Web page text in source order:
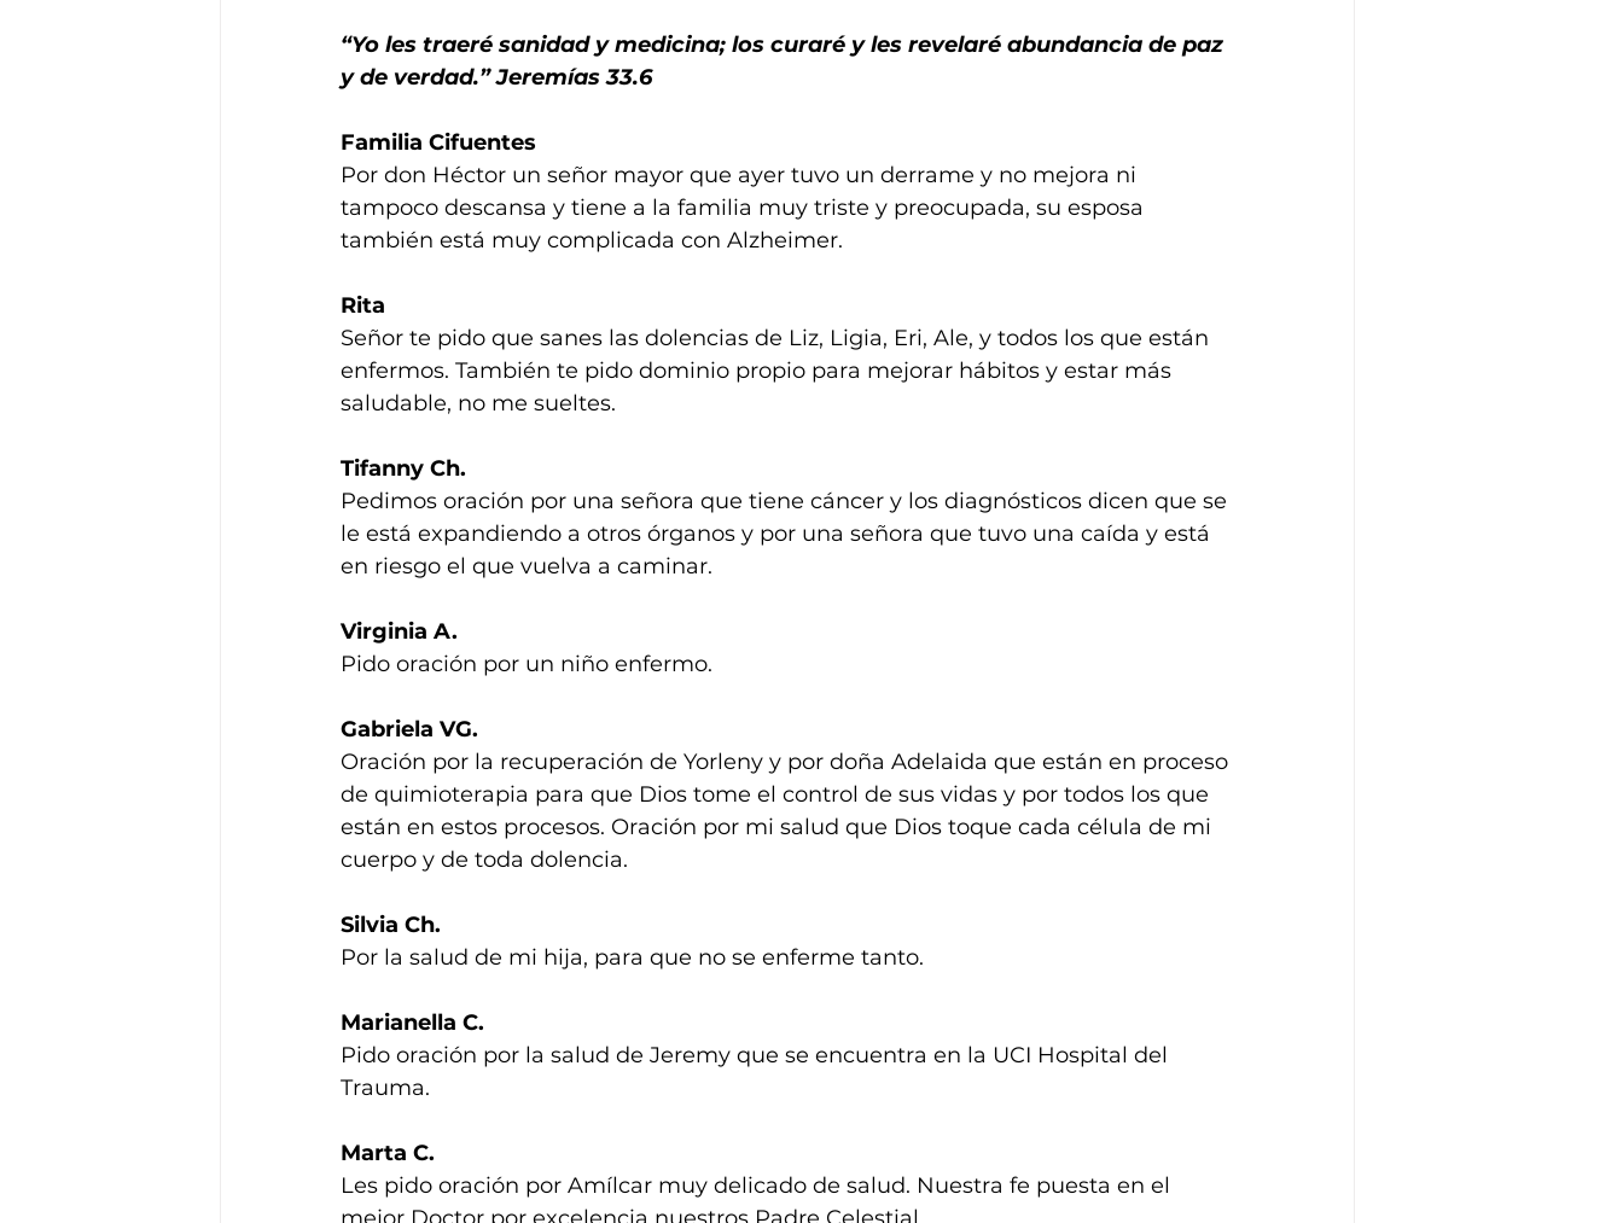
“Yo les traeré sanidad y medicina; los curaré y les revelaré abundancia de paz
y de verdad.” Jeremías 33.6
Familia Cifuentes
Por don Héctor un señor mayor que ayer tuvo un derrame y no mejora ni
tampoco descansa y tiene a la familia muy triste y preocupada, su esposa
también está muy complicada con Alzheimer.
Rita
Señor te pido que sanes las dolencias de Liz, Ligia, Eri, Ale, y todos los que están
enfermos. También te pido dominio propio para mejorar hábitos y estar más
saludable, no me sueltes.
Tifanny Ch.
Pedimos oración por una señora que tiene cáncer y los diagnósticos dicen que se
le está expandiendo a otros órganos y por una señora que tuvo una caída y está
en riesgo el que vuelva a caminar.
Virginia A.
Pido oración por un niño enfermo.
Gabriela VG.
Oración por la recuperación de Yorleny y por doña Adelaida que están en proceso
de quimioterapia para que Dios tome el control de sus vidas y por todos los que
están en estos procesos. Oración por mi salud que Dios toque cada célula de mi
cuerpo y de toda dolencia.
Silvia Ch.
Por la salud de mi hija, para que no se enferme tanto.
Marianella C.
Pido oración por la salud de Jeremy que se encuentra en la UCI Hospital del
Trauma.
Marta C.
Les pido oración por Amílcar muy delicado de salud. Nuestra fe puesta en el